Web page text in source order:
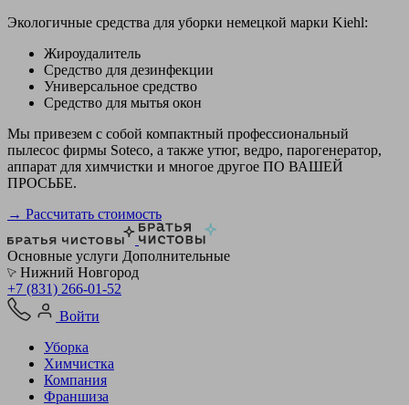
Экологичные средства для уборки немецкой марки Kiehl:
Жироудалитель
Средство для дезинфекции
Универсальное средство
Средство для мытья окон
Мы привезем с собой компактный профессиональный
пылесос фирмы Soteco, а также утюг, ведро, парогенератор,
аппарат для химчистки и многое другое ПО ВАШЕЙ
ПРОСЬБЕ.
→ Рассчитать стоимость
Основные услуги Дополнительные
Нижний Новгород
+7 (831) 266-01-52
Войти
Уборка
Химчистка
Компания
Франшиза